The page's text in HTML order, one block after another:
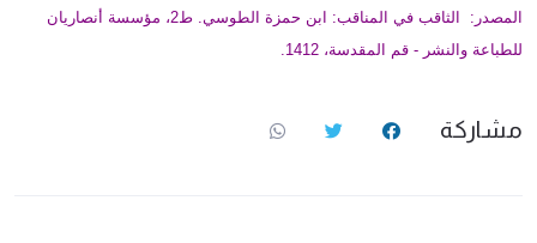
المصدر: الثاقب في المناقب: ابن حمزة الطوسي. ط2، مؤسسة أنصاريان
للطباعة والنشر - قم المقدسة، 1412.
مشاركة